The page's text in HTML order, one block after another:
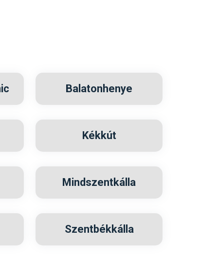
Balatonhenye
Kékkút
Mindszentkálla
Szentbékkálla